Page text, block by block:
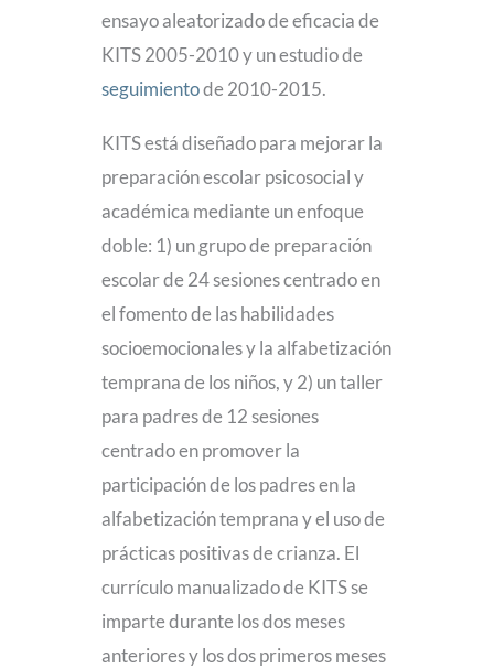
ensayo aleatorizado de eficacia de
KITS 2005-2010 y un estudio de
seguimientode 2010-2015.
KITS está diseñado para mejorar la
preparación escolar psicosocial y
académica mediante un enfoque
doble: 1) un grupo de preparación
escolar de 24 sesiones centrado en
el fomento de las habilidades
socioemocionales y la alfabetización
temprana de los niños, y 2) un taller
para padres de 12 sesiones
centrado en promover la
participación de los padres en la
alfabetización temprana y el uso de
prácticas positivas de crianza. El
currículo manualizado de KITS se
imparte durante los dos meses
anteriores y los dos primeros meses